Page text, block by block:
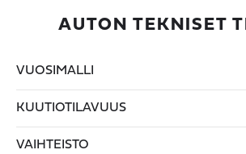
AUTON TEKNISET
VUOSIMALLI
KUUTIOTILAVUUS
VAIHTEISTO